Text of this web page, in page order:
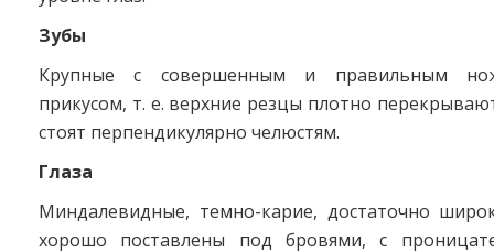
Зубы
Крупные с совершенным и правильным
прикусом, т. е. верхние резцы плотно
стоят перпендикулярно челюстям.
Глаза
Миндалевидные, темно-карие, достаточно
хорошо поставлены под бровями, с